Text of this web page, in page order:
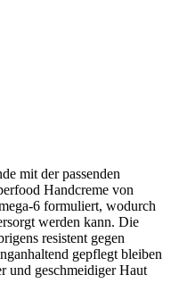
mit der passenden
Handcreme von
6 formuliert, wodurch
werden kann. Die
resistent gegen
gepflegt bleiben
und geschmeidiger Haut